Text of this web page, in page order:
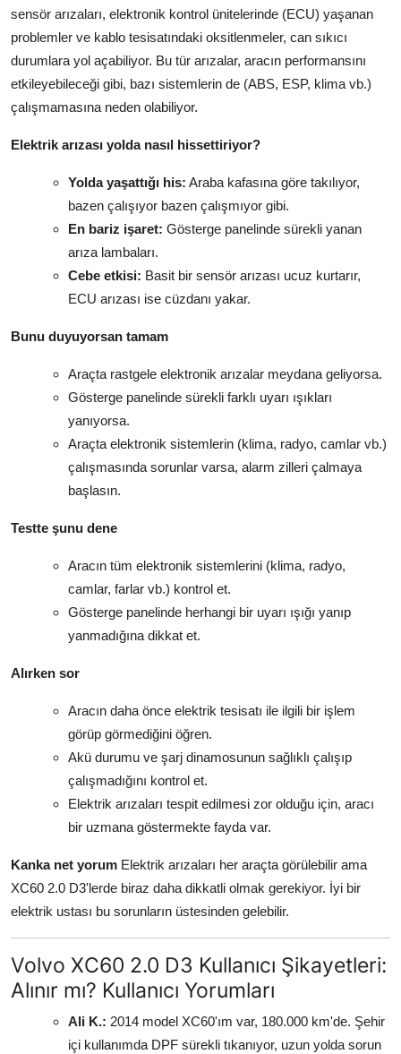
sensör arızaları, elektronik kontrol ünitelerinde (ECU) yaşanan
problemler ve kablo tesisatındaki oksitlenmeler, can sıkıcı
durumlara yol açabiliyor. Bu tür arızalar, aracın performansını
etkileyebileceği gibi, bazı sistemlerin de (ABS, ESP, klima vb.)
çalışmamasına neden olabiliyor.
Elektrik arızası yolda nasıl hissettiriyor?
Yolda yaşattığı his: Araba kafasına göre takılıyor,
bazen çalışıyor bazen çalışmıyor gibi.
En bariz işaret: Gösterge panelinde sürekli yanan
arıza lambaları.
Cebe etkisi: Basit bir sensör arızası ucuz kurtarır,
ECU arızası ise cüzdanı yakar.
Bunu duyuyorsan tamam
Araçta rastgele elektronik arızalar meydana geliyorsa.
Gösterge panelinde sürekli farklı uyarı ışıkları
yanıyorsa.
Araçta elektronik sistemlerin (klima, radyo, camlar vb.)
çalışmasında sorunlar varsa, alarm zilleri çalmaya
başlasın.
Testte şunu dene
Aracın tüm elektronik sistemlerini (klima, radyo,
camlar, farlar vb.) kontrol et.
Gösterge panelinde herhangi bir uyarı ışığı yanıp
yanmadığına dikkat et.
Alırken sor
Aracın daha önce elektrik tesisatı ile ilgili bir işlem
görüp görmediğini öğren.
Akü durumu ve şarj dinamosunun sağlıklı çalışıp
çalışmadığını kontrol et.
Elektrik arızaları tespit edilmesi zor olduğu için, aracı
bir uzmana göstermekte fayda var.
Kanka net yorum Elektrik arızaları her araçta görülebilir ama
XC60 2.0 D3'lerde biraz daha dikkatli olmak gerekiyor. İyi bir
elektrik ustası bu sorunların üstesinden gelebilir.
Volvo XC60 2.0 D3 Kullanıcı Şikayetleri:
Alınır mı? Kullanıcı Yorumları
Ali K.: 2014 model XC60'ım var, 180.000 km'de. Şehir
içi kullanımda DPF sürekli tıkanıyor, uzun yolda sorun